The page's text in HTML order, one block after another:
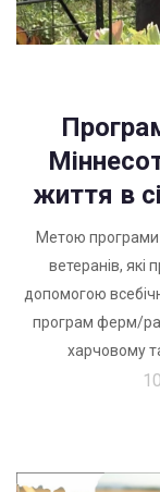
життя в
Метою програми
ветеранів, які
допомогою
програм ферм/
харчовому